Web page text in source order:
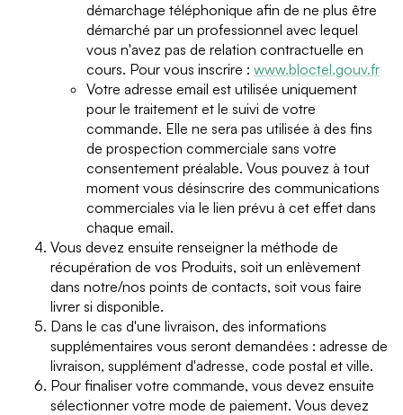
démarchage téléphonique afin de ne plus être
démarché par un professionnel avec lequel
vous n'avez pas de relation contractuelle en
cours. Pour vous inscrire : www.bloctel.gouv.fr
Votre adresse email est utilisée uniquement
pour le traitement et le suivi de votre
commande. Elle ne sera pas utilisée à des fins
de prospection commerciale sans votre
consentement préalable. Vous pouvez à tout
moment vous désinscrire des communications
commerciales via le lien prévu à cet effet dans
chaque email.
Vous devez ensuite renseigner la méthode de
récupération de vos Produits, soit un enlèvement
dans notre/nos points de contacts, soit vous faire
livrer si disponible.
Dans le cas d'une livraison, des informations
supplémentaires vous seront demandées : adresse de
livraison, supplément d'adresse, code postal et ville.
Pour finaliser votre commande, vous devez ensuite
sélectionner votre mode de paiement. Vous devez